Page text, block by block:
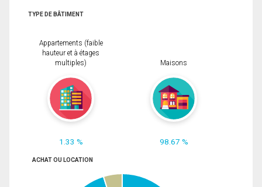
TYPE DE BÂTIMENT
Appartements (faible
hauteur et à étages
multiples)
1.33 %
Maisons
98.67 %
ACHAT OU LOCATION